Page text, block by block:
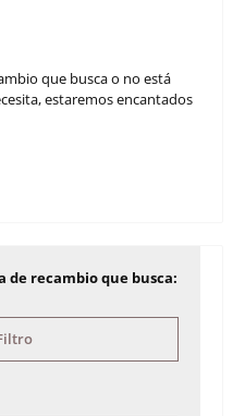
que busca o no está
estaremos encantados
recambio que busca: